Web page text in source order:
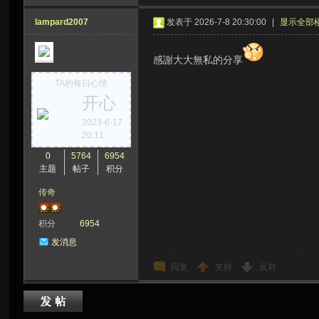
lampard2007
TA的每日心情
开心
2023-6-17
20:11
0
主题
5764
帖子
6954
积分
传奇
积分
6954
发消息
发表于 2026-7-8 20:30:00 显示全部
感謝大大無私的分享
回复 支持 反对